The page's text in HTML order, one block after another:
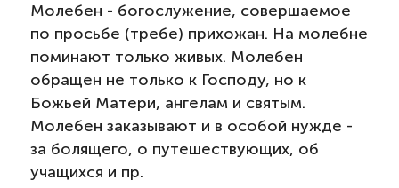
Молебен - богослужение, совершаемое
по просьбе (требе) прихожан. На молебне
поминают только живых. Молебен
обращен не только к Господу, но к
Божьей Матери, ангелам и святым.
Молебен заказывают и в особой нужде -
за болящего, о путешествующих, об
учащихся и пр.